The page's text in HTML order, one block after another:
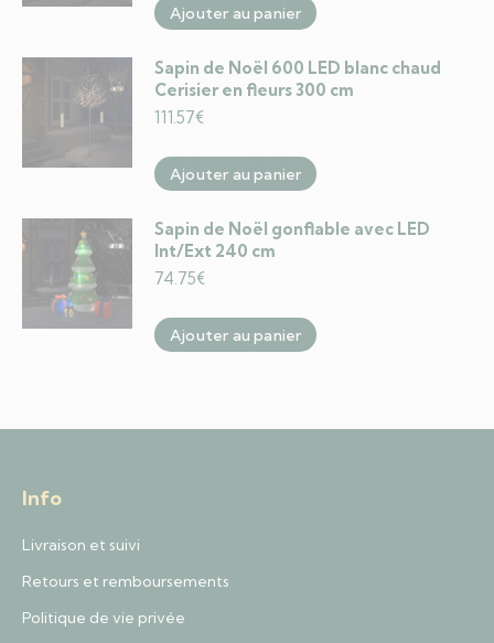
Ajouter au panier
Sapin de Noël 600 LED blanc chaud
Cerisier en fleurs 300 cm
111.57€
Ajouter au panier
Sapin de Noël gonflable avec LED
Int/Ext 240 cm
74.75€
Ajouter au panier
Info
Livraison et suivi
Retours et remboursements
Politique de vie privée